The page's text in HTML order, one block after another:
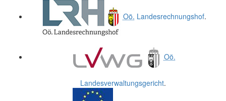
Oö. Landesrechnungshof.
Oö.
Landesverwaltungsgericht.